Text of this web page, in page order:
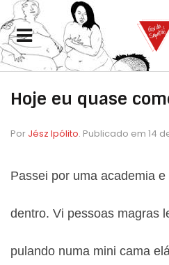
Hoje eu quase
Por Jész Ipólito. Publicado em 14
Passei por uma academia
dentro. Vi pessoas magras
pulando numa mini cama